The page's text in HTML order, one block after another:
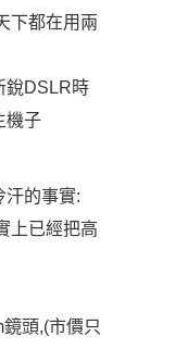
下都在用兩
銳DSLR時
機子
汗的事實:
上已經把高
頭,(市價只